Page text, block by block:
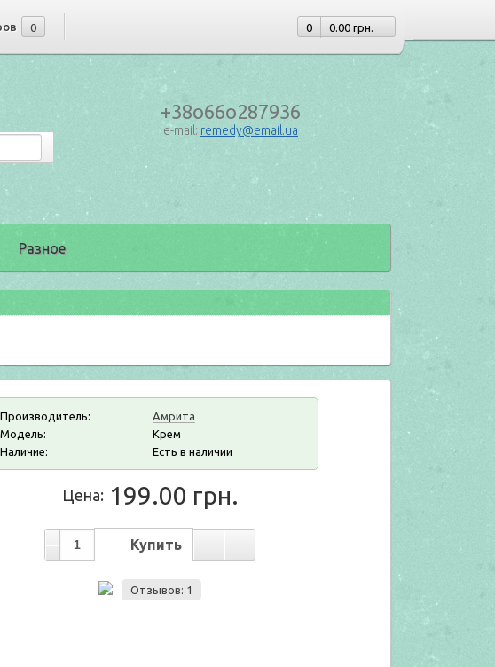
0 0 0.00 грн.
+38o66o287936
e-mail: remedy@email.ua
Разное
Производитель:
Амрита
Модель:
Крем
Наличие:
Есть в наличии
Цена: 199.00 грн.
Отзывов: 1